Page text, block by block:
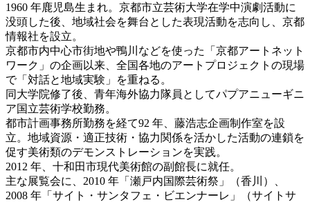
1960 年鹿児島生まれ。京都市立芸術大学在学中演劇活動に
没頭した後、地域社会を舞台とした表現活動を志向し、京都
情報社を設立。
京都市内中心市街地や鴨川などを使った「京都アートネット
ワーク」の企画以来、全国各地のアートプロジェクトの現場
で「対話と地域実験」を重ねる。
同大学院修了後、青年海外協力隊員としてパプアニューギニ
ア国立芸術学校勤務。
都市計画事務所勤務を経て92 年、藤浩志企画制作室を設
立。地域資源・適正技術・協力関係を活かした活動の連鎖を
促す美術類のデモンストレーションを実践。
2012 年、十和田市現代美術館の副館長に就任。
主な展覧会に、2010 年「瀬戸内国際芸術祭」（香川）、
2008 年「サイト・サンタフェ・ビエンナーレ」（サイトサ